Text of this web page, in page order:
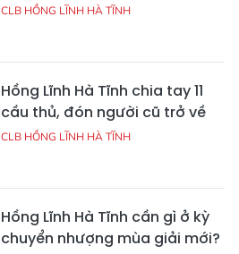
CLB HỒNG LĨNH HÀ TĨNH
Hồng Lĩnh Hà Tĩnh chia tay 11
cầu thủ, đón người cũ trở về
CLB HỒNG LĨNH HÀ TĨNH
Hồng Lĩnh Hà Tĩnh cần gì ở kỳ
chuyển nhượng mùa giải mới?